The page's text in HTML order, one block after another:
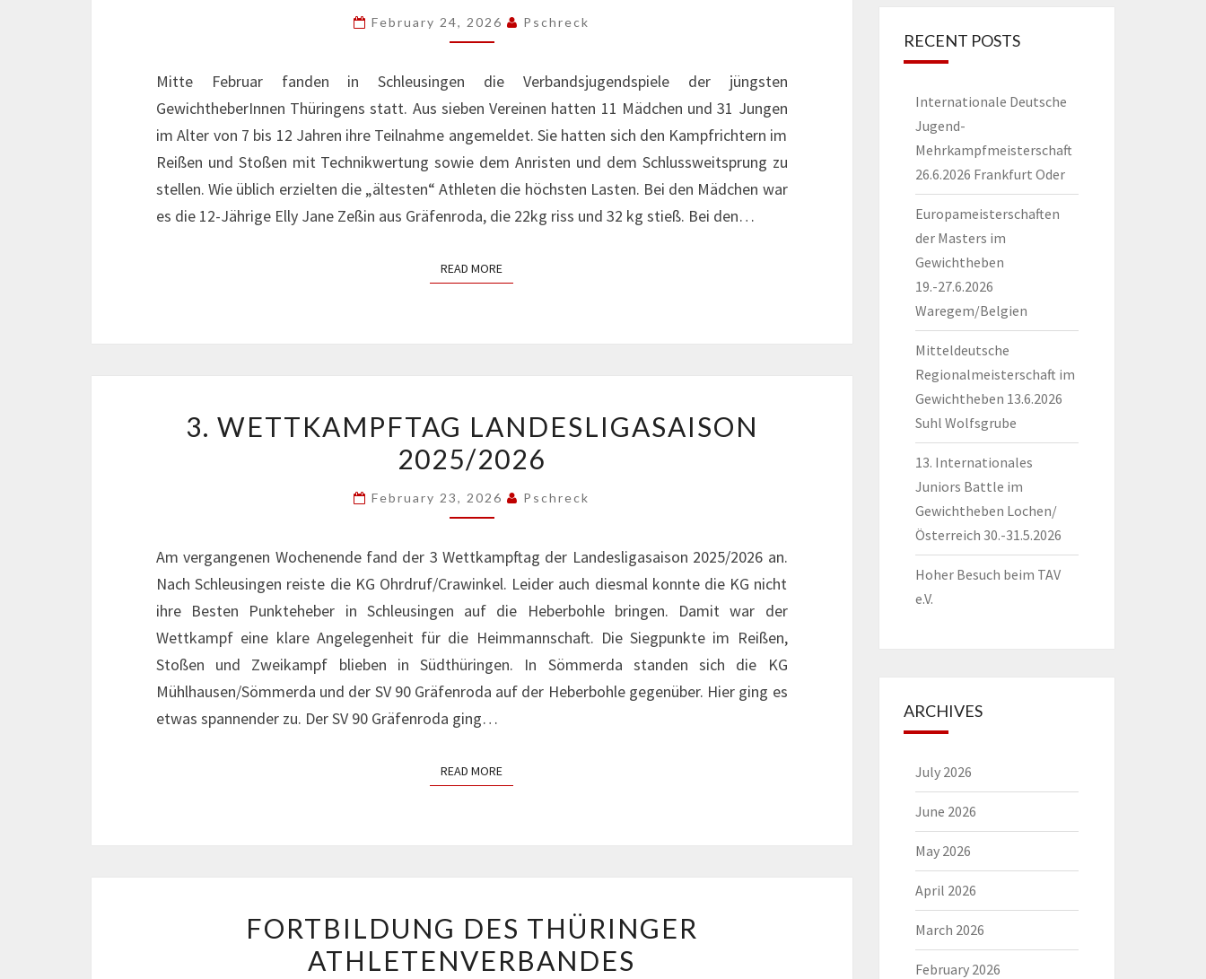
February 24, 2026 Pschreck
Mitte Februar fanden in Schleusingen die Verbandsjugendspiele der jüngsten
GewichtheberInnen Thüringens statt. Aus sieben Vereinen hatten 11 Mädchen und 31 Jungen
im Alter von 7 bis 12 Jahren ihre Teilnahme angemeldet. Sie hatten sich den Kampfrichtern im
Reißen und Stoßen mit Technikwertung sowie dem Anristen und dem Schlussweitsprung zu
stellen. Wie üblich erzielten die „ältesten“ Athleten die höchsten Lasten. Bei den Mädchen war
es die 12-Jährige Elly Jane Zeßin aus Gräfenroda, die 22kg riss und 32 kg stieß. Bei den…
READ MOREREAD MORE
WETTKAMPFTAG
LANDESLIGASAISON
3. WETTKAMPFTAG LANDESLIGASAISON
2025/2026
February 23, 2026 Pschreck
Am vergangenen Wochenende fand der 3 Wettkampftag der Landesligasaison 2025/2026 an.
Nach Schleusingen reiste die KG Ohrdruf/Crawinkel. Leider auch diesmal konnte die KG nicht
ihre Besten Punkteheber in Schleusingen auf die Heberbohle bringen. Damit war der
Wettkampf eine klare Angelegenheit für die Heimmannschaft. Die Siegpunkte im Reißen,
Stoßen und Zweikampf blieben in Südthüringen. In Sömmerda standen sich die KG
Mühlhausen/Sömmerda und der SV 90 Gräfenroda auf der Heberbohle gegenüber. Hier ging es
etwas spannender zu. Der SV 90 Gräfenroda ging…
READ MOREREAD MORE
DES
THÜRINGER
FORTBILDUNG DES THÜRINGER
ATHLETENVERBANDES
RECENT POSTS
Internationale Deutsche
Jugend-
Mehrkampfmeisterschaft
26.6.2026 Frankfurt Oder
Europameisterschaften
der Masters im
Gewichtheben
19.-27.6.2026
Waregem/Belgien
Mitteldeutsche
Regionalmeisterschaft im
Gewichtheben 13.6.2026
Suhl Wolfsgrube
13. Internationales
Juniors Battle im
Gewichtheben Lochen/
Österreich 30.-31.5.2026
Hoher Besuch beim TAV
e.V.
ARCHIVES
July 2026
June 2026
May 2026
April 2026
March 2026
February 2026